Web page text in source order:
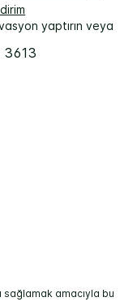
yaptırın veya
sağlamak amacıyla bu